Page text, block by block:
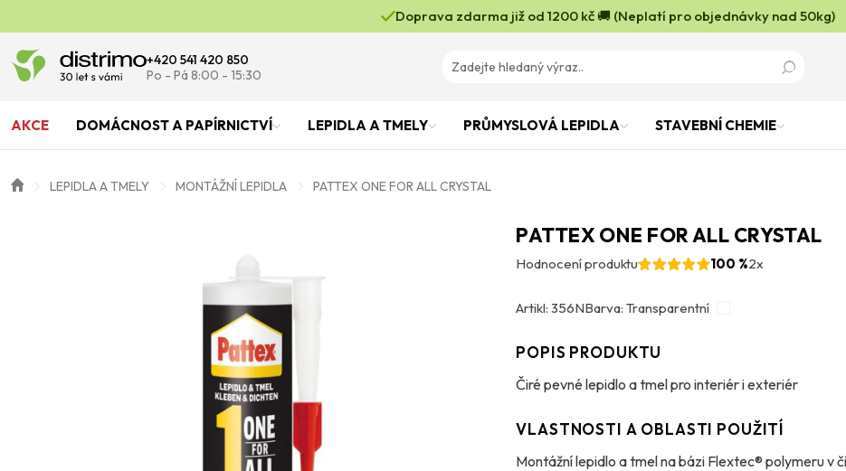
Doprava zdarma již od 1200 kč 🚚 (Neplatí pro objednávky nad 50kg)
+420 541 420 850
Po - Pá 8:00 - 15:30
AKCE DOMÁCNOST A PAPÍRNICTVÍ LEPIDLA A TMELY PRŮMYSLOVÁ LEPIDLA STAVEBNÍ CHEMIE
LEPIDLA A TMELY MONTÁŽNÍ LEPIDLA PATTEX ONE FOR ALL CRYSTAL
PATTEX ONE FOR ALL CRYSTAL
Hodnocení produktu
100 %2x
Artikl: 356NBarva: Transparentní
POPIS PRODUKTU
Čiré pevné lepidlo a tmel pro interiér i exteriér
VLASTNOSTI A OBLASTI POUŽITÍ
Montážní lepidlo a tmel na bázi Flextec® polymeru v